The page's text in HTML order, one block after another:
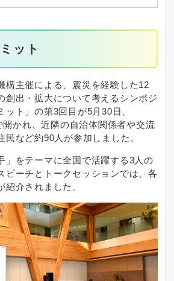
ット
構主催による、震災を経験した12
創出・拡大について考えるシンポジ
ット」の第3回目が5月30日、
かれ、近隣の自治体関係者や交流
民など約90人が参加しました。
」をテーマに全国で活躍する3人の
ピーチとトークセッションでは、各
介されました。